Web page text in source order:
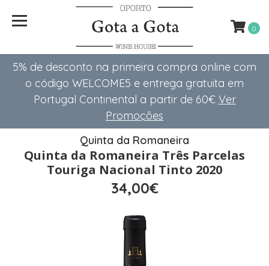
5% de desconto na primeira compra online com
o código WELCOME5 e entrega gratuita em
Portugal Continental a partir de 60€ Ver
Promoções
0
Quinta da Romaneira
Quinta da Romaneira Três Parcelas
Touriga Nacional Tinto 2020
34,00€